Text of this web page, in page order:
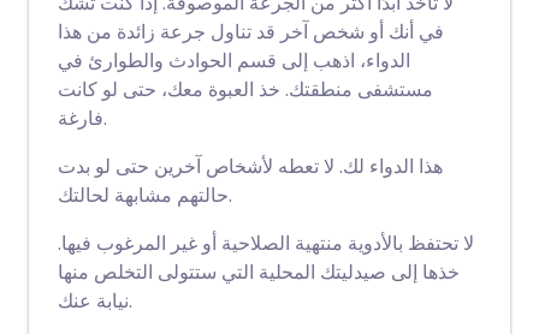
في أنك أو شخص آخر قد تناول جرعة زائدة من هذا
الدواء، اذهب إلى قسم الحوادث والطوارئ في
مستشفى منطقتك. خذ العبوة معك، حتى لو كانت
فارغة.
هذا الدواء لك. لا تعطه لأشخاص آخرين حتى لو بدت
حالتهم مشابهة لحالتك.
لا تحتفظ بالأدوية منتهية الصلاحية أو غير المرغوب فيها.
خذها إلى صيدليتك المحلية التي ستتولى التخلص منها
نيابة عنك.